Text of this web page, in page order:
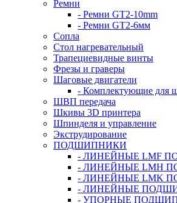
Ремни
- Ремни GT2-10mm
- Ремни GT2-6мм
Сопла
Стол нагревательный
Трапециевидные винты
Фрезы и граверы
Шаговые двигатели
- Комплектующие для
ШВП передача
Шкивы 3D принтера
Шпинделя и управление
Экструдирование
ПОДШИПНИКИ
- ЛИНЕЙНЫЕ LMF
- ЛИНЕЙНЫЕ LMH
- ЛИНЕЙНЫЕ LMK
- ЛИНЕЙНЫЕ
- УПОРНЫЕ